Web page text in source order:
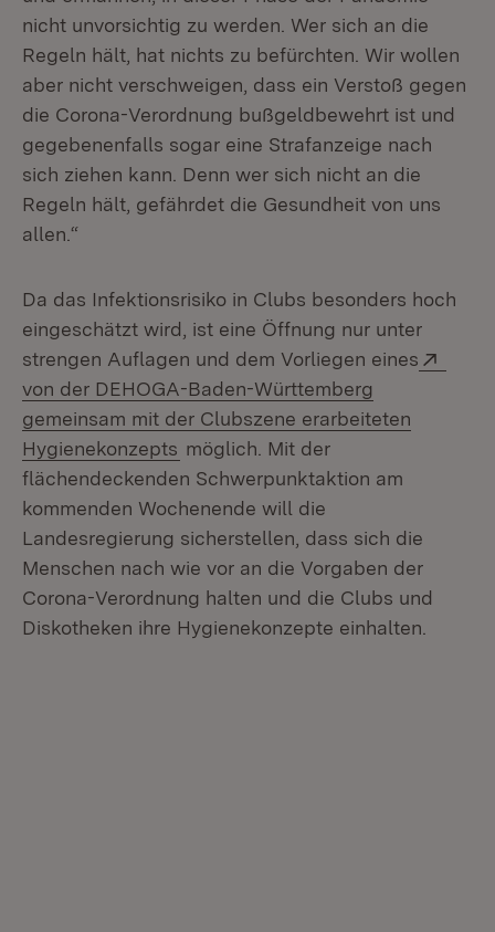
nicht unvorsichtig zu werden. Wer sich an die
Regeln hält, hat nichts zu befürchten. Wir wollen
aber nicht verschweigen, dass ein Verstoß gegen
die Corona-Verordnung bußgeldbewehrt ist und
gegebenenfalls sogar eine Strafanzeige nach
sich ziehen kann. Denn wer sich nicht an die
Regeln hält, gefährdet die Gesundheit von uns
allen.“
Da das Infektionsrisiko in Clubs besonders hoch
eingeschätzt wird, ist eine Öffnung nur unter
strengen Auflagen und dem Vorliegen eines
von der DEHOGA-Baden-Württemberg
gemeinsam mit der Clubszene erarbeiteten
Hygienekonzepts (Öffnet in neuem Fenster)
möglich. Mit der
flächendeckenden Schwerpunktaktion am
kommenden Wochenende will die
Landesregierung sicherstellen, dass sich die
Menschen nach wie vor an die Vorgaben der
Corona-Verordnung halten und die Clubs und
Diskotheken ihre Hygienekonzepte einhalten.